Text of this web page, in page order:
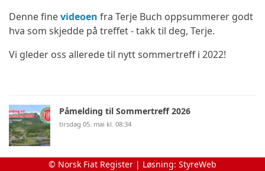
Denne finevideoen fra Terje Buch oppsummerer godt
hva som skjedde på treffet - takk til deg, Terje.
Vi gleder oss allerede til nytt sommertreff i 2022!
Påmelding til Sommertreff 2026
tirsdag 05. mai kl. 08:34
Vårtreff 3. mai 2026
© Norsk Fiat Register | Løsning: StyreWeb